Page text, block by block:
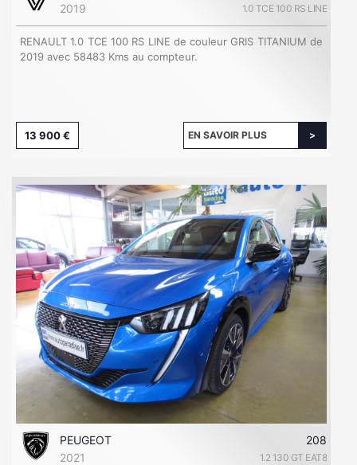
2019 1.0 TCE 100 RS LINE
RENAULT 1.0 TCE 100 RS LINE de couleur GRIS TITANIUM de
2019 avec 58483 Kms au compteur.
13 900 € EN SAVOIR PLUS
PEUGEOT
208
2021
1.2 130 GT EAT8